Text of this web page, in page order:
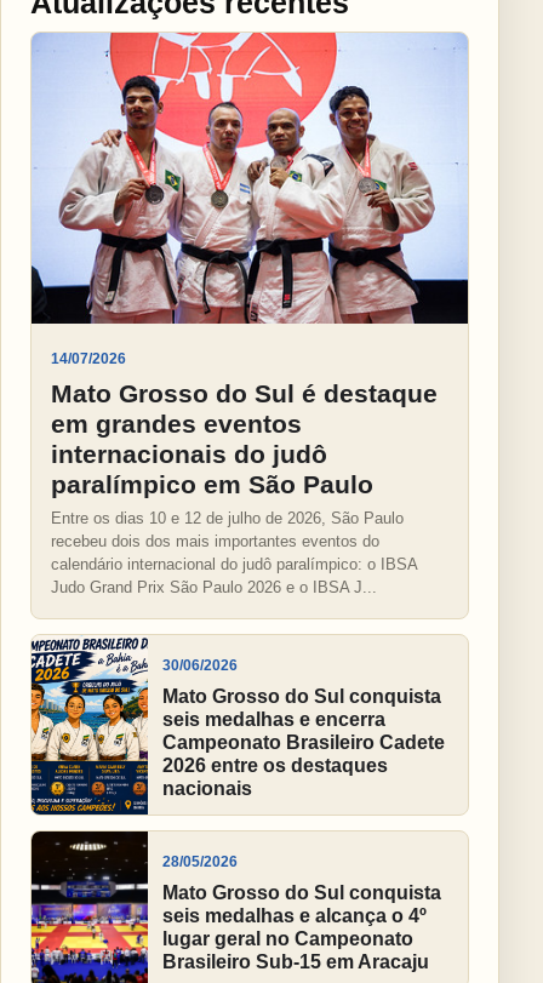
14/07/2026
Mato Grosso do Sul é destaque
em grandes eventos
internacionais do judô
paralímpico em São Paulo
Entre os dias 10 e 12 de julho de 2026, São Paulo
recebeu dois dos mais importantes eventos do
calendário internacional do judô paralímpico: o IBSA
Judo Grand Prix São Paulo 2026 e o IBSA J...
30/06/2026
Mato Grosso do Sul conquista
seis medalhas e encerra
Campeonato Brasileiro Cadete
2026 entre os destaques
nacionais
28/05/2026
Mato Grosso do Sul conquista
seis medalhas e alcança o 4º
lugar geral no Campeonato
Brasileiro Sub-15 em Aracaju